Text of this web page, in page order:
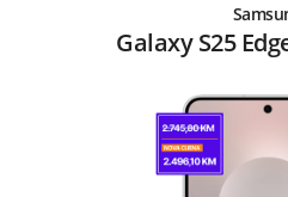
Galaxy S25